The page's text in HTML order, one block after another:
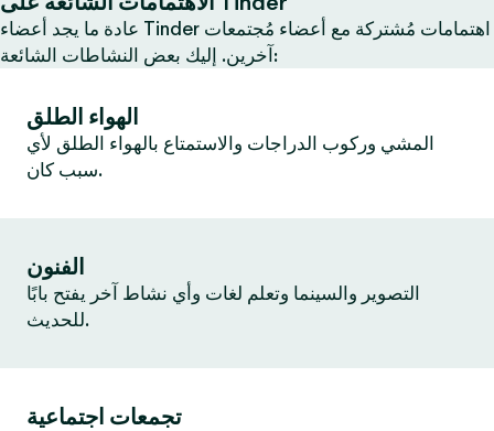
عادة ما يجد أعضاء Tinder اهتمامات مُشتركة مع أعضاء مُجتمعات
آخرين. إليك بعض النشاطات الشائعة:
الهواء الطلق
المشي وركوب الدراجات والاستمتاع بالهواء الطلق لأي
سبب كان.
الفنون
التصوير والسينما وتعلم لغات وأي نشاط آخر يفتح بابًا
للحديث.
تجمعات اجتماعية